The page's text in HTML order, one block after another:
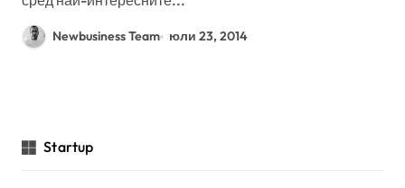
Newbusiness Team юли 23, 2014
Startup